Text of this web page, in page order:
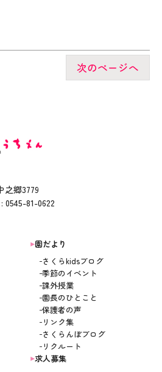
次のページへ
之郷3779
81-0622
園だより
さくらkidsブログ
季節のイベント
課外授業
園長のひとこと
保護者の声
リンク集
さくらんぼブログ
リクルート
求人募集